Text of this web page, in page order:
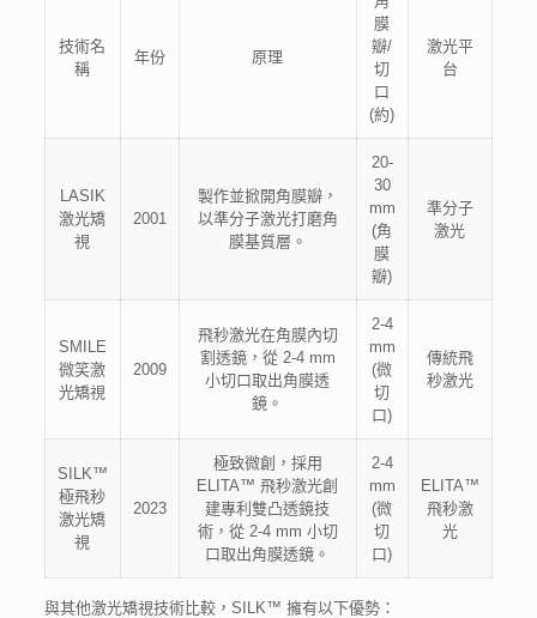
技術名
稱
年份 原理
膜
瓣/
切
口
(約)
激光平
台
LASIK
激光矯
視
2001
製作並掀開角膜瓣，
以準分子激光打磨角
膜基質層。
20-
30
mm
(角
膜
瓣)
準分子
激光
SMILE
微笑激
光矯視
2009
飛秒激光在角膜內切
割透鏡，從 2-4 mm
小切口取出角膜透
鏡。
2-4
mm
(微
切
口)
傳統飛
秒激光
SILK™
極飛秒
激光矯
視
2023
極致微創，採用
ELITA™ 飛秒激光創
建專利雙凸透鏡技
術，從 2-4 mm 小切
口取出角膜透鏡。
2-4
mm
(微
切
口)
ELITA™
飛秒激
光
與其他激光矯視技術比較，SILK™ 擁有以下優勢：